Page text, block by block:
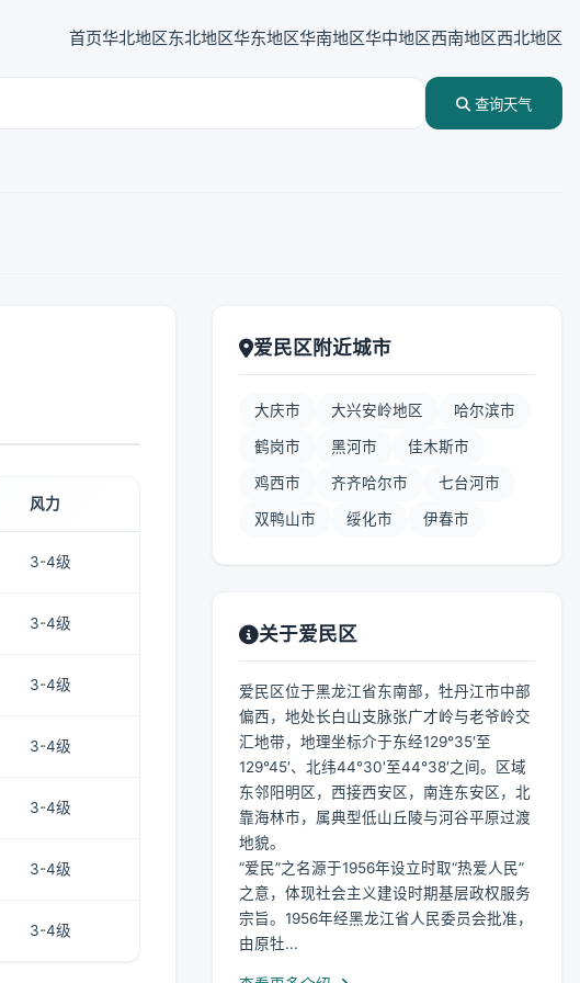
首页华北地区东北地区华东地区华南地区华中地区西南地区西北地区
查询天气
风力
3-4级
3-4级
3-4级
3-4级
3-4级
3-4级
3-4级
爱民区附近城市
大庆市 大兴安岭地区 哈尔滨市
鹤岗市 黑河市 佳木斯市
鸡西市 齐齐哈尔市 七台河市
双鸭山市 绥化市 伊春市
关于爱民区
爱民区位于黑龙江省东南部，牡丹江市中部
偏西，地处长白山支脉张广才岭与老爷岭交
汇地带，地理坐标介于东经129°35′至
129°45′、北纬44°30′至44°38′之间。区域
东邻阳明区，西接西安区，南连东安区，北
靠海林市，属典型低山丘陵与河谷平原过渡
地貌。
“爱民”之名源于1956年设立时取“热爱人民”
之意，体现社会主义建设时期基层政权服务
宗旨。1956年经黑龙江省人民委员会批准，
由原牡...